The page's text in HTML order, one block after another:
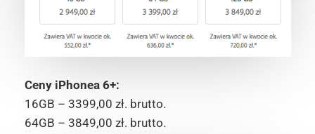
Ceny iPhonea 6+:
16GB – 3399,00 zł. brutto.
64GB – 3849,00 zł. brutto.